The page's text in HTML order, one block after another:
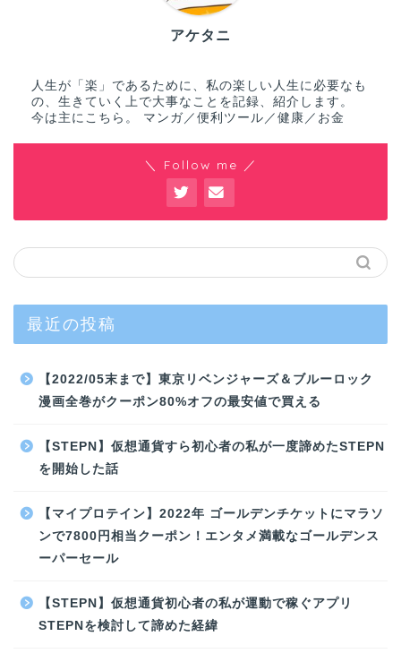
アケタニ
人生が「楽」であるために、私の楽しい人生に必要なも
の、生きていく上で大事なことを記録、紹介します。
今は主にこちら。 マンガ／便利ツール／健康／お金
＼ Follow me ／
最近の投稿
【2022/05末まで】東京リベンジャーズ＆ブルーロック
漫画全巻がクーポン80%オフの最安値で買える
【STEPN】仮想通貨すら初心者の私が一度諦めたSTEPN
を開始した話
【マイプロテイン】2022年 ゴールデンチケットにマラソ
ンで7800円相当クーポン！エンタメ満載なゴールデンス
ーパーセール
【STEPN】仮想通貨初心者の私が運動で稼ぐアプリ
STEPNを検討して諦めた経緯